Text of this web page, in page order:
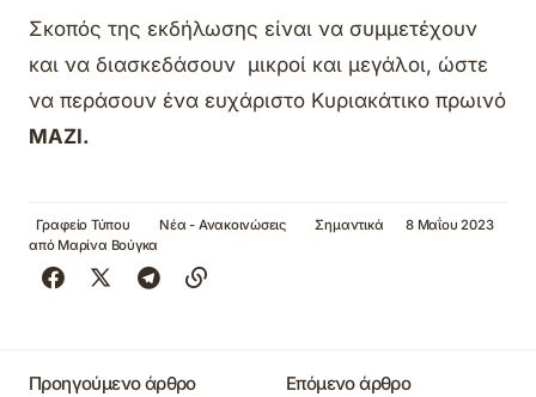
Σκοπός της εκδήλωσης είναι να συμμετέχουν
και να διασκεδάσουν μικροί και μεγάλοι, ώστε
να περάσουν ένα ευχάριστο Κυριακάτικο πρωινό
ΜΑΖΙ.
Γραφείο Τύπου Νέα - Ανακοινώσεις Σημαντικά
8 Μαΐου 2023
από Μαρίνα Βούγκα
Προηγούμενο άρθρο Επόμενο άρθρο